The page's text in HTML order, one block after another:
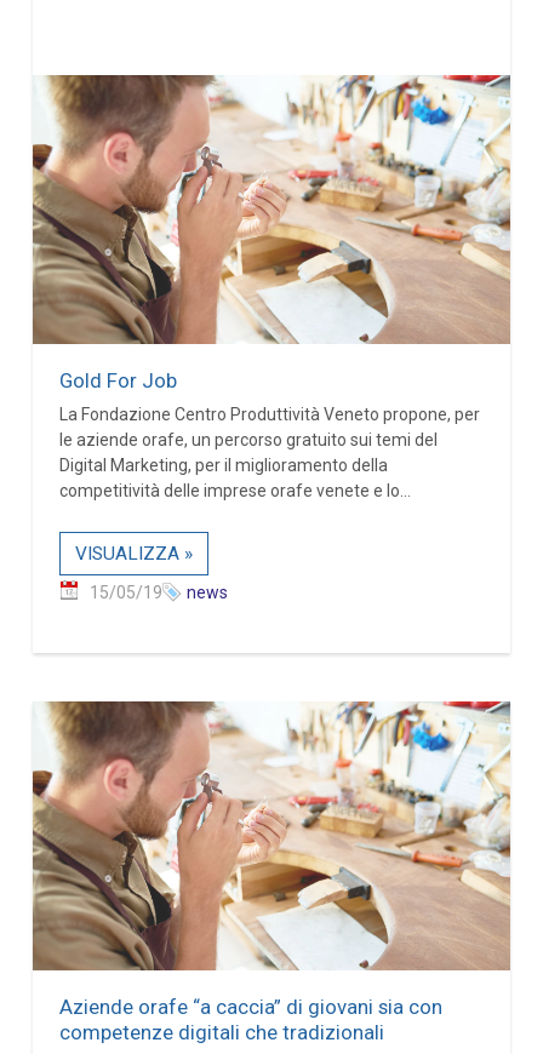
Gold For Job
La Fondazione Centro Produttività Veneto propone, per
le aziende orafe, un percorso gratuito sui temi del
Digital Marketing, per il miglioramento della
competitività delle imprese orafe venete e lo...
VISUALIZZA »
15/05/19 news
Aziende orafe “a caccia” di giovani sia con
competenze digitali che tradizionali